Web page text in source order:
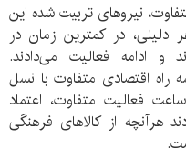
نیرو‌های تربیت شده این
در کمترین زمان در
و ادامه فعالیت می‌دادند.
اقتصادی متفاوت با نسل
فعالیت متفاوت، اعتماد
هر‌آنچه از کالا‌های فرهنگی